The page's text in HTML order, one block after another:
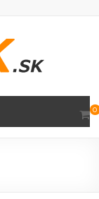
0